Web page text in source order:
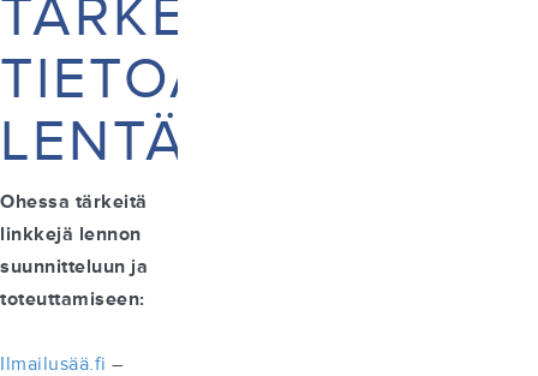
TÄRKEÄÄ
TIETOA
LENTÄJILLE
Ohessa tärkeitä
linkkejä lennon
suunnitteluun ja
toteuttamiseen:
Ilmailusää.fi –